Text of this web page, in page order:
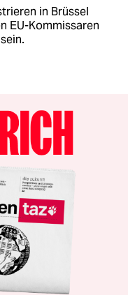
in Brüssel
EU-Kommissaren